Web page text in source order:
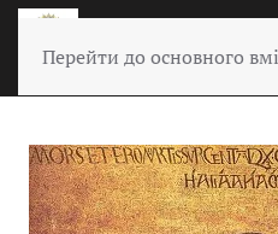
Перейти до основного